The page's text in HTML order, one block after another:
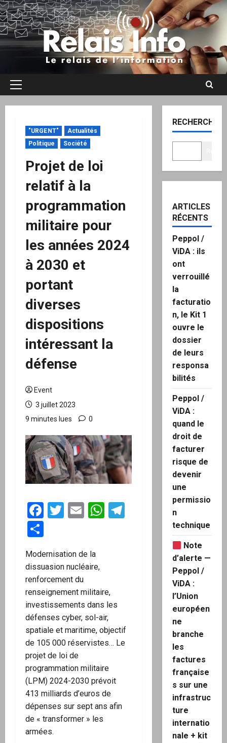
Aller
au
contenu
Menu
"URGENT"
Actualités
Politique
Société
Projet de loi
relatif à la
programmation
militaire pour
les années 2024
à 2030 et
portant
diverses
dispositions
intéressant la
défense
Event
3 juillet 2023
9 minutes lues
0
Facebook
Twitter
EmailWhatsApp
Telegram
Modernisation de la
dissuasion nucléaire,
renforcement du
renseignement militaire,
investissements dans les
défenses cyber, sol-air,
spatiale et maritime, objectif
de 105 000 réservistes… Le
projet de loi de
programmation militaire
(LPM) 2024-2030 prévoit
413 milliards d’euros de
dépenses sur sept ans afin
de « transformer » les
armées.
RECHERCHER
ARTICLES
RÉCENTS
Peppol /
ViDA : ils
ont
verrouillé
la
facturatio
n, le Kit 1
ouvre le
dossier
de leurs
responsa
bilités
Peppol /
ViDA :
quand le
droit de
facturer
risque de
devenir
une
permissio
n
technique
Note
d’alerte —
Peppol /
ViDA :
l’Union
européen
ne
branche
les
factures
française
s sur une
infrastruc
ture
internatio
nale + kit